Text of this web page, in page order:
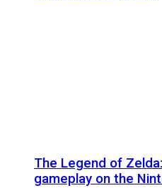
The Legend of
gameplay on the